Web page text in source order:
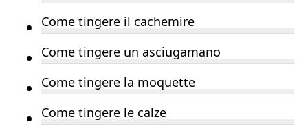
Come tingere il cachemire
Come tingere un asciugamano
Come tingere la moquette
Come tingere le calze